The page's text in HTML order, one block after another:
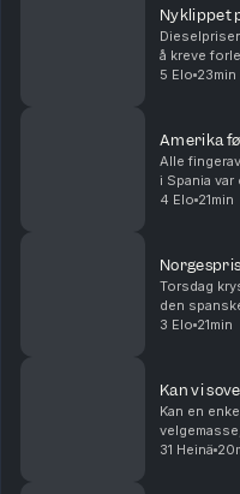
Nyklippet
å kreve
Sverige,
5 Elo 23min
Amerika
Alle
i Spania
Bør det
4 Elo 21min
Torsdag
den
drept og
3 Elo 21min
Kan vi
Kan en
våpenet, er
31 Heinä